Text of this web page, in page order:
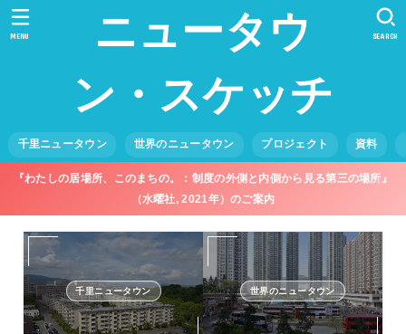
ニュータウ
ン・スケッチ
千里ニュータウン 世界のニュータウン プロジェクト 資料
SEARCH
MENU
『わたしの居場所、このまちの。：制度の外側と内側から見る第三の場所』
（水曜社, 2021年）のご案内
千里ニュータウン 世界のニュータウン